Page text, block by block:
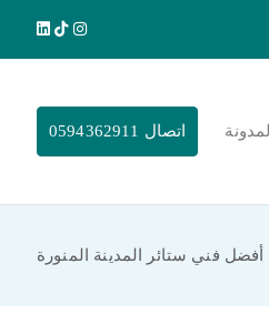
المدونة اتصال 0594362911
أفضل فني ستائر المدينة المنورة